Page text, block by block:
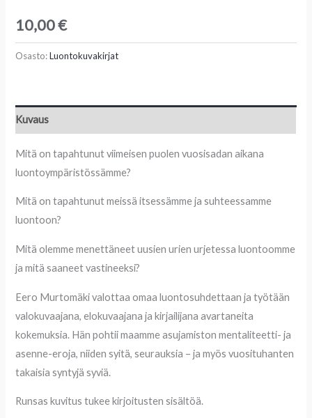
10,00€
Osasto:Luontokuvakirjat
Kuvaus
Mitä on tapahtunut viimeisen puolen vuosisadan aikana
luontoympäristössämme?
Mitä on tapahtunut meissä itsessämme ja suhteessamme
luontoon?
Mitä olemme menettäneet uusien urien urjetessa luontoomme
ja mitä saaneet vastineeksi?
Eero Murtomäki valottaa omaa luontosuhdettaan ja työtään
valokuvaajana, elokuvaajana ja kirjailijana avartaneita
kokemuksia. Hän pohtii maamme asujamiston mentaliteetti- ja
asenne-eroja, niiden syitä, seurauksia – ja myös vuosituhanten
takaisia syntyjä syviä.
Runsas kuvitus tukee kirjoitusten sisältöä.